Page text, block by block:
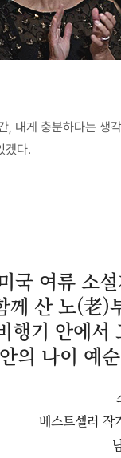
, 내게 충분하다는
겠다.
국 여류 소
께 산 노(老)
행기 안에서
의 나이 예
베스트셀러 작